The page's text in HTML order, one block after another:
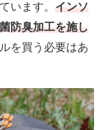
います。 インソ
防臭加工を施し
を買う必要はあ